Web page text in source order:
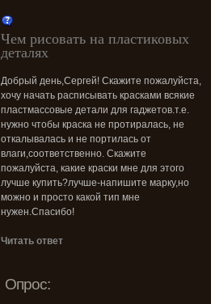
Чем рисовать на пластиковых
деталях
Добрый день,Сергей! Скажите пожалуйста,
хочу начать расписывать красками всякие
пластмассовые детали для гаджетов.т.е.
нужно чтобы краска не протиралась, не
откалывалась и не портилась от
влаги,соответственно. Скажите
пожалуйста, какие краски мне для этого
лучше купить?лучше-напишите марку,но
можно и просто какой тип мне
нужен.Спасибо!
Читать ответ
Опрос: